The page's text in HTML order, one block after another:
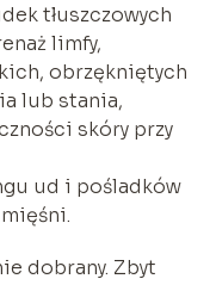
tłuszczowych
limfy,
obrzękniętych
lub stania,
skóry przy
ud i pośladków
dobrany. Zbyt